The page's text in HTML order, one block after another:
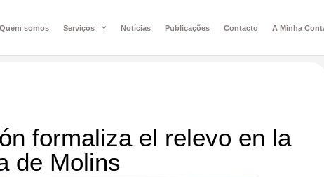
Quem somos Serviços Notícias Publicações Contacto A Minha
formaliza el relevo en la
de Molins